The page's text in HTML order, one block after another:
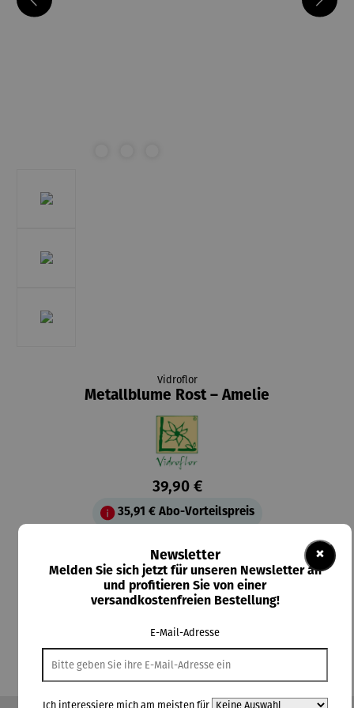
Vidroflor
Metallblume Rost – Amelie
39,90 €
35,91 € Abo-Vorteilspreis
Lieferzeit: 1-2 Wochen
×
Newsletter
Melden Sie sich jetzt für unseren Newsletter an
und profitieren Sie von einer
versandkostenfreien Bestellung!
E-Mail-Adresse
Ich interessiere mich am meisten für